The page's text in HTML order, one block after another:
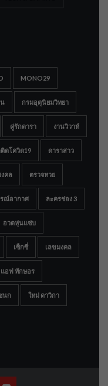
MONO29
กรมอุตุนิยมวิทยา
คู่รักดารา งานวิวาห์
ติดโควิด19 ดาราสาว
คล ตรวจหวย
ณ์อากาศ ละครช่อง 3
อวดหุ่นแซ่บ
เซ็กซี่ เลขมงคล
แอฟ ทักษอร
นก ใหม่ ดาวิกา